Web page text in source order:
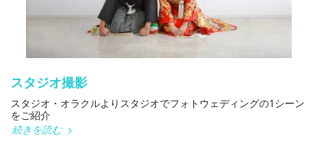
スタジオ撮影
スタジオ・オラクルよりスタジオでフォトウェディングの1シーン
をご紹介
続きを読む